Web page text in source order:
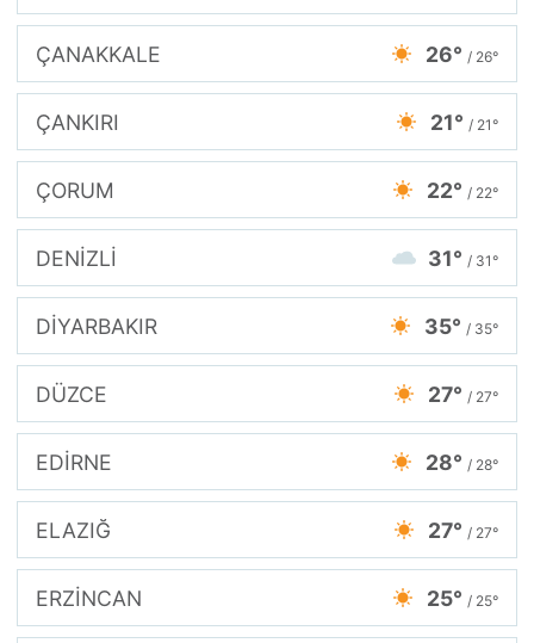
ÇANAKKALE 26° / 26°
ÇANKIRI 21° / 21°
ÇORUM 22° / 22°
DENİZLİ 31° / 31°
DİYARBAKIR 35° / 35°
DÜZCE 27° / 27°
EDİRNE 28° / 28°
ELAZIĞ 27° / 27°
ERZİNCAN 25° / 25°